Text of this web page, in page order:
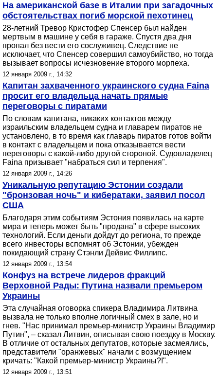
На американской базе в Италии при загадочных
обстоятельствах погиб морской пехотинец
28-летний Тревор Кристофер Спенсер был найден
мертвым в машине у себя в гараже. Спустя два дня
пропал без вести его сослуживец. Следствие не
исключает, что Спенсер совершил самоубийство, но тогда
вызывает вопросы исчезновение второго морпеха.
12 января 2009 г., 14:32
Капитан захваченного украинского судна Faina
просит его владельца начать прямые
переговоры с пиратами
По словам капитана, никаких контактов между
израильским владельцем судна и главарем пиратов не
установлено, в то время как главарь пиратов готов войти
в контакт с владельцем и пока отказывается вести
переговоры с какой-либо другой стороной. Судовладелец
Faina призывает "набраться сил и терпения".
12 января 2009 г., 14:26
Уникальную репутацию Эстонии создали
"бронзовая ночь" и кибератаки, заявил посол
США
Благодаря этим событиям Эстония появилась на карте
мира и теперь может быть "продана" в сфере высоких
технологий. Если деньги дойдут до региона, то прежде
всего инвесторы вспомнят об Эстонии, убежден
покидающий страну Стэнли Дейвис Филлипс.
12 января 2009 г., 13:54
Конфуз на встрече лидеров фракций
Верховной Рады: Путина назвали премьером
Украины
Эта случайная оговорка спикера Владимира Литвина
вызвала не только вполне логичный смех в зале, но и
гнев. "Нас принимал премьер-министр Украины Владимир
Путин", – сказал Литвин, описывая свою поездку в Москву.
В отличие от остальных депутатов, которые засмеялись,
представители "оранжевых" начали с возмущением
кричать: "Какой премьер-министр Украины?!".
12 января 2009 г., 13:51